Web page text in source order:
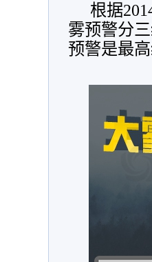
根据
雾预警分
预警是最高